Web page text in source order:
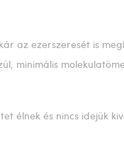
az ezerszeresét is
minimális
élnek és nincs idejük